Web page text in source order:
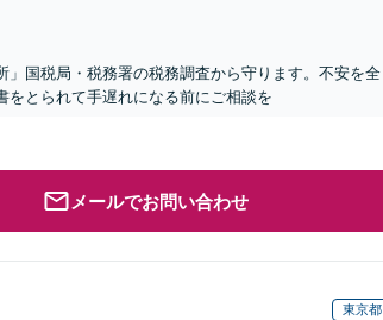
国税局・税務署の税務調査から守ります。不安を全
とられて手遅れになる前にご相談を
メールでお問い合わせ
東京都